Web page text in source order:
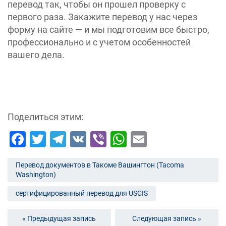
перевод так, чтобы он прошел проверку с
первого раза. Закажите перевод у нас через
форму на сайте — и мы подготовим все быстро,
профессионально и с учетом особенностей
вашего дела.
Поделиться этим:
Facebook
Twitter
Telegram
VK ViberWhatsApp
Перевод документов в Такоме Вашингтон (Tacoma
Washington)
сертифицированный перевод для USCIS
« Предыдущая запись Следующая запись »